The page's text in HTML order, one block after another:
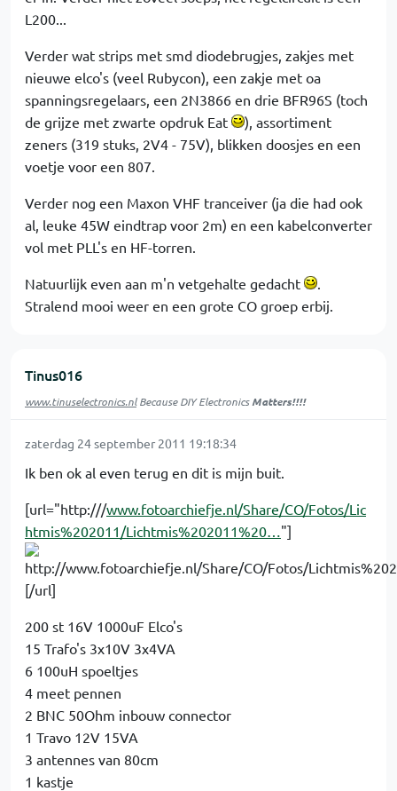
L200...
Verder wat strips met smd diodebrugjes, zakjes met
nieuwe elco's (veel Rubycon), een zakje met oa
spanningsregelaars, een 2N3866 en drie BFR96S (toch
de grijze met zwarte opdruk Eat
), assortiment
zeners (319 stuks, 2V4 - 75V), blikken doosjes en een
voetje voor een 807.
Verder nog een Maxon VHF tranceiver (ja die had ook
al, leuke 45W eindtrap voor 2m) en een kabelconverter
vol met PLL's en HF-torren.
Natuurlijk even aan m'n vetgehalte gedacht
.
Stralend mooi weer en een grote CO groep erbij.
Tinus016
www.tinuselectronics.nlBecause DIY ElectronicsMatters!!!!
zaterdag 24 september 2011 19:18:34
Ik ben ok al even terug en dit is mijn buit.
[url="http:///www.fotoarchiefje.nl/Share/CO/Fotos/Lic
htmis%202011/Lichtmis%202011%20…"]
[/url]
200 st 16V 1000uF Elco's
15 Trafo's 3x10V 3x4VA
6 100uH spoeltjes
4 meet pennen
2 BNC 50Ohm inbouw connector
1 Travo 12V 15VA
3 antennes van 80cm
1 kastje